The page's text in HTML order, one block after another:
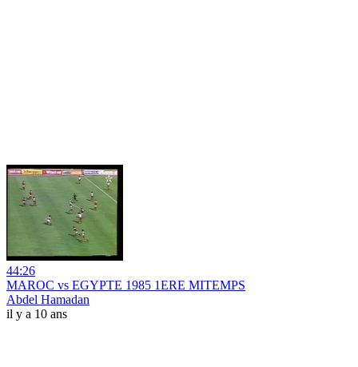
44:26
MAROC vs EGYPTE 1985 1ERE MITEMPS
Abdel Hamadan
il y a 10 ans